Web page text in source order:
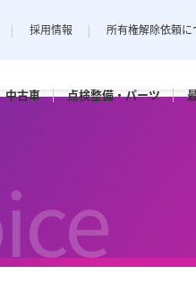
採用情報 所有権解除依頼に
中古車 点検整備・パーツ
パーツ